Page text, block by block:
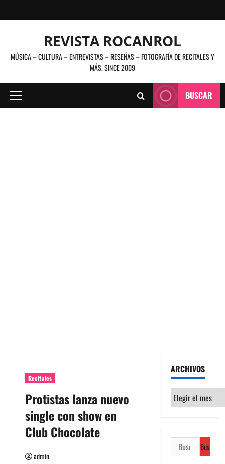
al
REVISTA ROCANROL
MÚSICA – CULTURA – ENTREVISTAS – RESEÑAS – FOTOGRAFÍA DE RECITALES Y
MÁS. SINCE 2009
Menú
BUSCAR
Recitales
Protistas lanza nuevo
single con show en
Club Chocolate
admin
ARCHIVOS
Archivos
Buscar: